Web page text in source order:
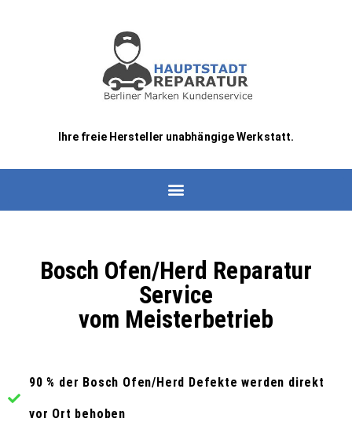
Ihre freie Hersteller unabhängige Werkstatt.
Bosch Ofen/Herd Reparatur
Service
vom Meisterbetrieb
90 % der Bosch Ofen/Herd Defekte werden direkt
vor Ort behoben